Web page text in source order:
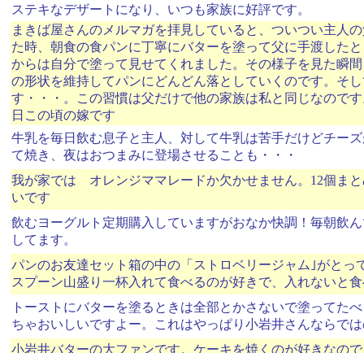
ステキなデザートになり、いつも家族に好評です。
まきば屋さんのメルマガを拝見していると、ついつい主人
た時、朝食の食パンに丁寧にバターを塗って父に手渡した
からは自分で塗って見せてくれました。その様子を見た瞬
の形状を維持してパンにどんどん落としていくのです。そ
す・・・。この習慣は父だけで他の家族は私と同じなので
日この頃の嫁です
牛乳を毎日飲む息子と主人、対して牛乳は苦手だけどチー
て焼き、夜はおつまみに登場させることも・・・
我が家では オレンジママレードか欠かせません。12個ま
いです
飲むヨーグルト定期購入していますがおなか快調！毎朝
してます。
パンのお友達セット箱の中の「ストロベリージャム｣がと
スプーン山盛り一杯入れて食べるのが好きで、入れない
トーストにバターを塗るときは全部とかさないで塗ってた
ちゃおいしいですよー。これはやっぱり小岩井さんならで
小岩井バターの大ファンです。ケーキを焼くのが好きなの